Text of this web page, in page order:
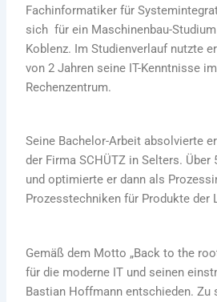
Fachinformatiker für
sich für ein Maschinenbau-
Koblenz. Im Studienverlauf nutzte
von 2 Jahren seine IT-Kenntnisse
Rechenzentrum.
Seine Bachelor-Arbeit absolvierte
der Firma SCHÜTZ in Selters.
und optimierte er dann als
Prozesstechniken für Produkte der
Gemäß dem Motto „Back to the
für die moderne IT und seinen
Bastian Hoffmann entschieden. Zu